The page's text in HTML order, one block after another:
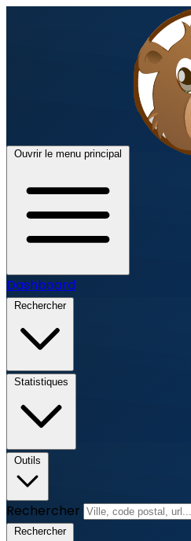
Ouvrir le menu principal
Dashboard
Rechercher
Statistiques
Outils
Rechercher
Rechercher